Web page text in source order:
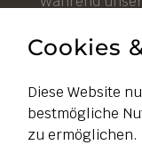
Impressum
Cookies
Diese Website
bestmögliche
zu ermöglichen.